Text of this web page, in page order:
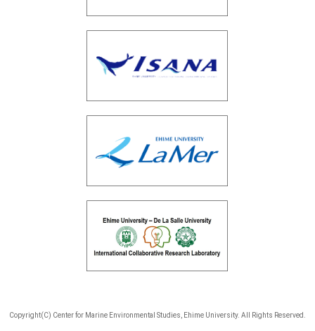
Copyright(C) Center for Marine Environmental Studies, Ehime University. All Rights Reserved.